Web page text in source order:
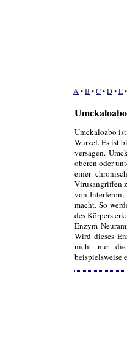
Umckaloabo
Wurzel. Es ist
versagen.
oberen oder
einer
Virusangriffen
von
macht. So
des Körpers
Enzym
Wird dieses
nicht nur die
beispielsweise
A •B •C•D•E•